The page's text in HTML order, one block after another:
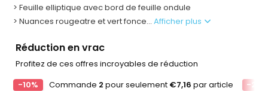
> Feuille elliptique avec bord de feuille ondule
> Nuances rougeatre et vert fonce...Afficher plus
Réduction en vrac
Profitez de ces offres incroyables de réduction
-10%
Commande 2 pour seulement €7,16 par article -20%